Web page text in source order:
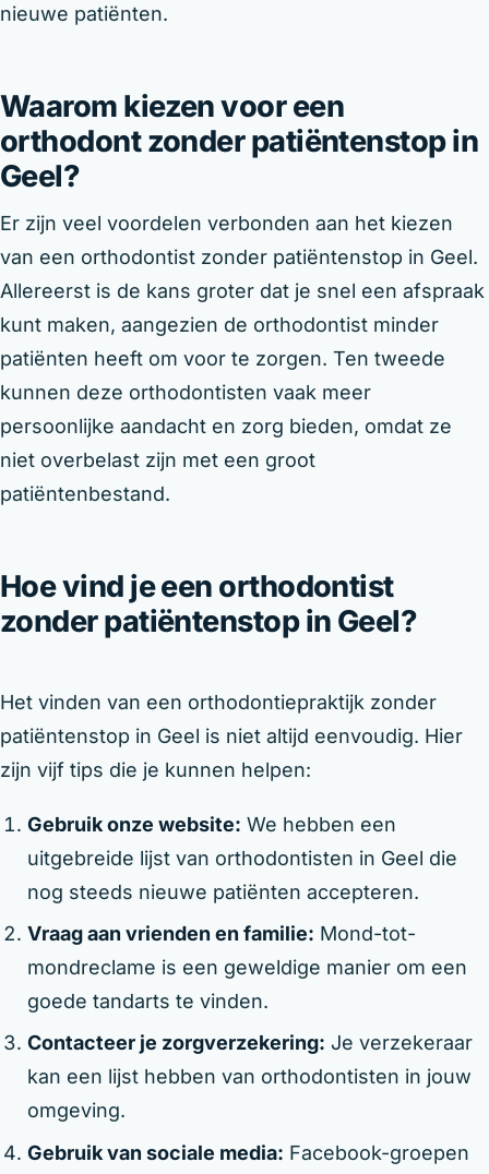
nieuwe patiënten.
Waarom kiezen voor een
orthodont zonder patiëntenstop in
Geel?
Er zijn veel voordelen verbonden aan het kiezen
van een orthodontist zonder patiëntenstop in Geel.
Allereerst is de kans groter dat je snel een afspraak
kunt maken, aangezien de orthodontist minder
patiënten heeft om voor te zorgen. Ten tweede
kunnen deze orthodontisten vaak meer
persoonlijke aandacht en zorg bieden, omdat ze
niet overbelast zijn met een groot
patiëntenbestand.
Hoe vind je een orthodontist
zonder patiëntenstop in Geel?
Het vinden van een orthodontiepraktijk zonder
patiëntenstop in Geel is niet altijd eenvoudig. Hier
zijn vijf tips die je kunnen helpen:
Gebruik onze website: We hebben een
uitgebreide lijst van orthodontisten in Geel die
nog steeds nieuwe patiënten accepteren.
Vraag aan vrienden en familie: Mond-tot-
mondreclame is een geweldige manier om een
goede tandarts te vinden.
Contacteer je zorgverzekering: Je verzekeraar
kan een lijst hebben van orthodontisten in jouw
omgeving.
Gebruik van sociale media: Facebook-groepen